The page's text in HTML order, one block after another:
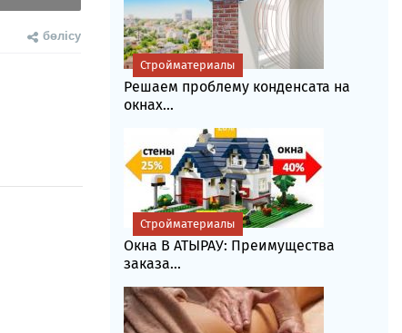
бөлісу
Решаем проблему конденсата на
окнах...
Стройматериалы
Окна В АТЫРАУ: Преимущества
заказа...
Стройматериалы